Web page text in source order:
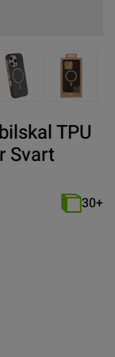
image
View largerView
TPU
Svart
30+